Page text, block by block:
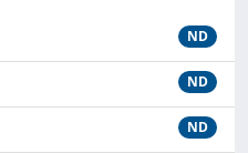
ND
ND
ND